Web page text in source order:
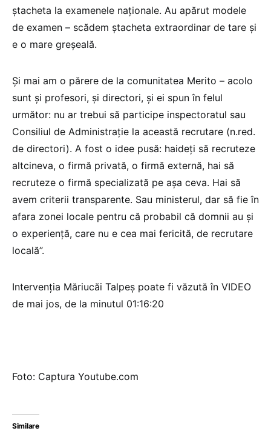
ștacheta la examenele naționale. Au apărut modele
de examen – scădem ștacheta extraordinar de tare și
e o mare greșeală.
Și mai am o părere de la comunitatea Merito – acolo
sunt și profesori, și directori, și ei spun în felul
următor: nu ar trebui să participe inspectoratul sau
Consiliul de Administrație la această recrutare (n.red.
de directori). A fost o idee pusă: haideți să recruteze
altcineva, o firmă privată, o firmă externă, hai să
recruteze o firmă specializată pe așa ceva. Hai să
avem criterii transparente. Sau ministerul, dar să fie în
afara zonei locale pentru că probabil că domnii au și
o experiență, care nu e cea mai fericită, de recrutare
locală”.
Intervenția Măriucăi Talpeș poate fi văzută în VIDEO
de mai jos, de la minutul 01:16:20
Foto: Captura Youtube.com
Similare